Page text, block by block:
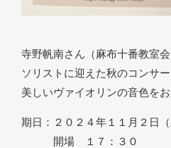
寺野帆南さん（麻布十番教室
ソリストに迎えた秋のコンサー
美しいヴァイオリンの音色を
期日：２０２４年１１月２日（
開場 １７：３０